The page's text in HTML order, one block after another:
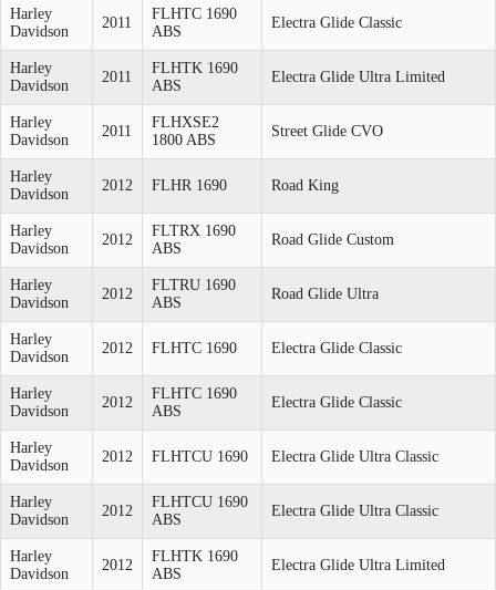
Harley
Davidson
2011
FLHTC 1690
ABS
Electra Glide Classic
Harley
Davidson
2011
FLHTK 1690
ABS
Electra Glide Ultra Limited
Harley
Davidson
2011
FLHXSE2
1800 ABS
Street Glide CVO
Harley
Davidson
2012 FLHR 1690 Road King
Harley
Davidson
2012
FLTRX 1690
ABS
Road Glide Custom
Harley
Davidson
2012
FLTRU 1690
ABS
Road Glide Ultra
Harley
Davidson
2012 FLHTC 1690 Electra Glide Classic
Harley
Davidson
2012
FLHTC 1690
ABS
Electra Glide Classic
Harley
Davidson
2012 FLHTCU 1690 Electra Glide Ultra Classic
Harley
Davidson
2012
FLHTCU 1690
ABS
Electra Glide Ultra Classic
Harley
Davidson
2012
FLHTK 1690
ABS
Electra Glide Ultra Limited